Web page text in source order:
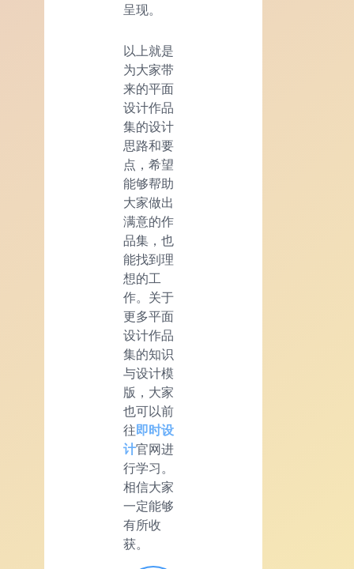
呈现。
以上就是
为大家带
来的平面
设计作品
集的设计
思路和要
点，希望
能够帮助
大家做出
满意的作
品集，也
能找到理
想的工
作。关于
更多平面
设计作品
集的知识
与设计模
版，大家
也可以前
往即时设
计官网进
行学习。
相信大家
一定能够
有所收
获。